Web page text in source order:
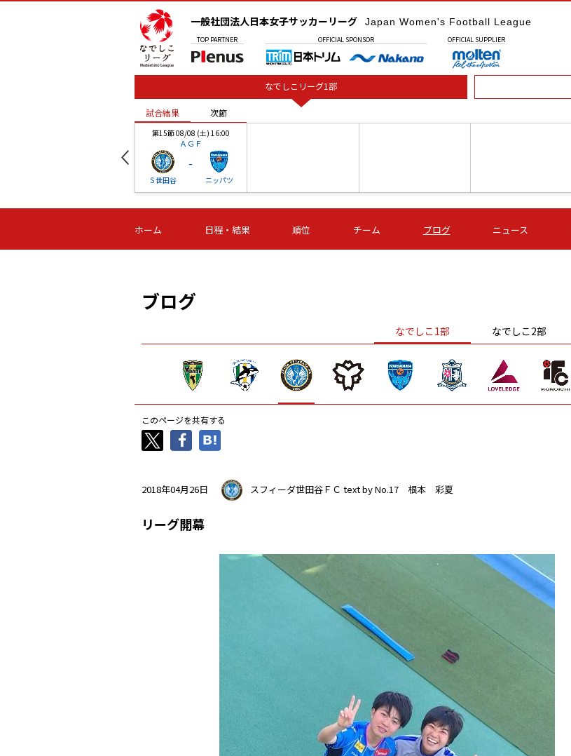
一般社団法人日本女子サッカーリーグ Japan Women's Football League
TOP PARTNER OFFICIAL SPONSOR OFFICIAL SUPPLIER
なでしこリーグ1部
試合結果 次節
第15節 08/08 (土) 16:00
ＡＧＦ
Ｓ世田谷
-
ニッパツ
-
第16節 09/05 (土) 15:00
ニッパツ
-
第16節 09/05 (土) 15:00
石人の星
-
第16節 09/05 (土) 16:00
ＡＧＦ
-
いちご
-
試合結果 次節
ホーム 日程・結果 順位 チーム ブログ ニュース
ブログ
なでしこ1部 なでしこ2部
このページを共有する
2018年04月26日 スフィーダ世田谷ＦＣ text by No.17 根本 彩夏
リーグ開幕